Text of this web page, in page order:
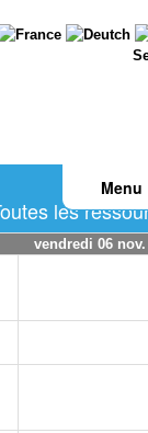
Menu
les
vendredi 06 nov.